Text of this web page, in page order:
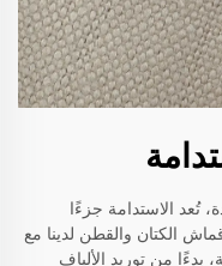
تُعد الاستدامة جزءًا
الكتان والقطن لدينا مع
بدءًا من توريد الألياف